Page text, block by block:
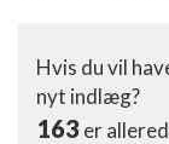
Hvis du vil
nyt indlæg?
163er
Ydeevne
Funktionel